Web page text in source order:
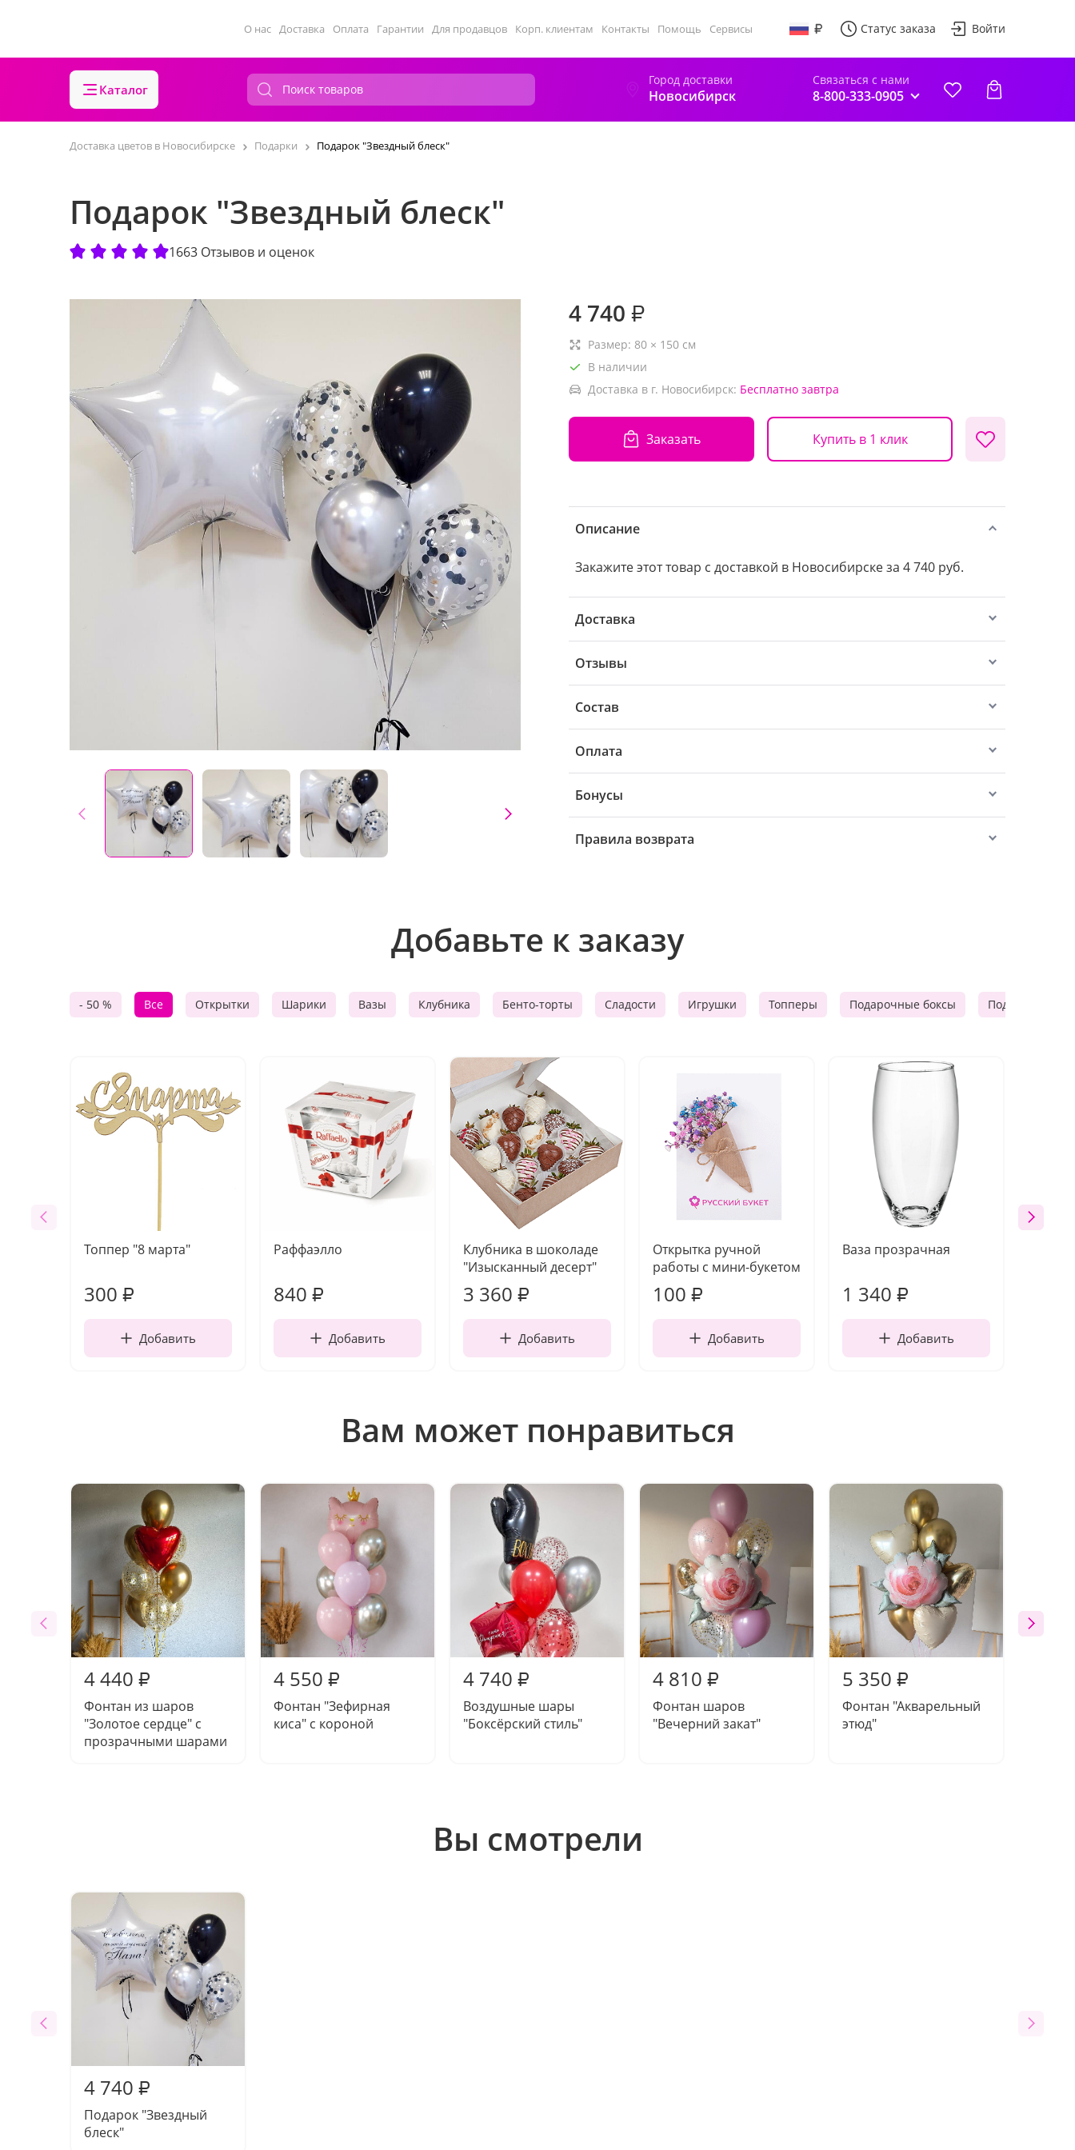
О нас Доставка Оплата Гарантии Для продавцов Корп. клиентам Контакты Помощь Сервисы Статус заказа Войти
Каталог
Город доставки
Новосибирск
Связаться с нами
8-800-333-0905
Доставка цветов в Новосибирске Подарки Подарок "Звездный блеск"
Подарок "Звездный блеск"
1663 Отзывов и оценок
4 740 ₽
Размер: 80 × 150 см
В наличии
Доставка в г. Новосибирск: Бесплатно завтра
Заказать Купить в 1 клик
Описание
Закажите этот товар с доставкой в Новосибирске за 4 740 руб.
Доставка
Отзывы
Состав
Оплата
Бонусы
Правила возврата
Добавьте к заказу
- 50 % Все Открытки Шарики Вазы Клубника Бенто-торты Сладости Игрушки Топперы Подарочные боксы Подарочные
Топпер "8 марта"
300 ₽
Добавить
Раффаэлло
840 ₽
Добавить
Клубника в шоколаде
"Изысканный десерт"
3 360 ₽
Добавить
Открытка ручной
работы с мини-букетом
100 ₽
Добавить
Ваза прозрачная
1 340 ₽
Добавить
Вам может понравиться
4 440 ₽
Фонтан из шаров
"Золотое сердце" с
прозрачными шарами
4 550 ₽
Фонтан "Зефирная
киса" с короной
4 740 ₽
Воздушные шары
"Боксёрский стиль"
4 810 ₽
Фонтан шаров
"Вечерний закат"
5 350 ₽
Фонтан "Акварельный
этюд"
Вы смотрели
4 740 ₽
Подарок "Звездный
блеск"